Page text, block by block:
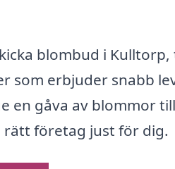
blombud i
som erbjuder snabb
en gåva av blommor
företag just för dig.